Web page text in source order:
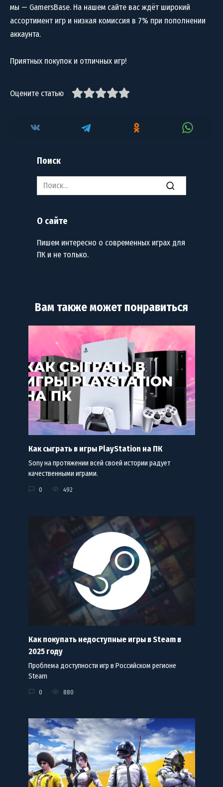
мы — GamersBase. На нашем сайте вас ждёт широкий
ассортимент игр и низкая комиссия в 7% при пополнении
аккаунта.
Приятных покупок и отличных игр!
Оцените статью
Поиск
Search
for:
О сайте
Пишем интересно о современных играх для
ПК и не только.
Вам также может понравиться
Как сыграть в игры PlayStation на ПК
Sony на протяжении всей своей истории радует
качественными играми.
0 492
Как покупать недоступные игры в Steam в
2025 году
Проблема доступности игр в Российском регионе
Steam
0 880